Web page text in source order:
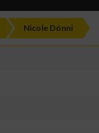
Nicole Dönni